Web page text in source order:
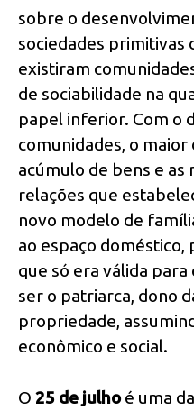
sobre o
sociedades primitivas
existiram
de sociabilidade na
papel inferior. Com o
comunidades, o
acúmulo de bens e as
relações que
novo modelo de
ao espaço doméstico,
que só era válida
ser o patriarca, dono
propriedade,
econômico e social.
O 25 de julhoé uma